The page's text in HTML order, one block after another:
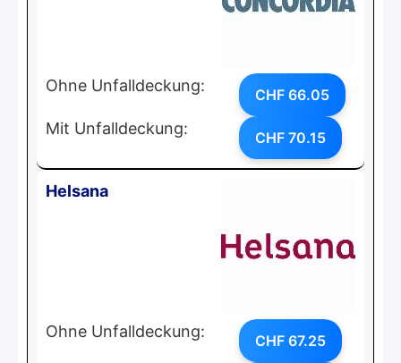
Ohne Unfalldeckung: CHF 66.05
Mit Unfalldeckung: CHF 70.15
Helsana
Ohne Unfalldeckung: CHF 67.25